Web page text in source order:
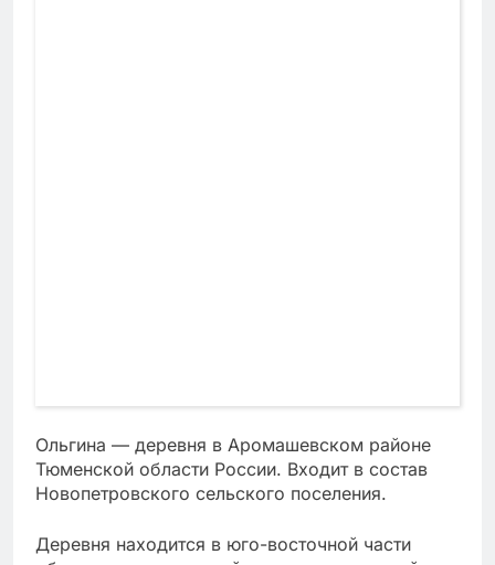
Ольгина — деревня в Аромашевском районе
Тюменской области России. Входит в состав
Новопетровского сельского поселения.
Деревня находится в юго-восточной части